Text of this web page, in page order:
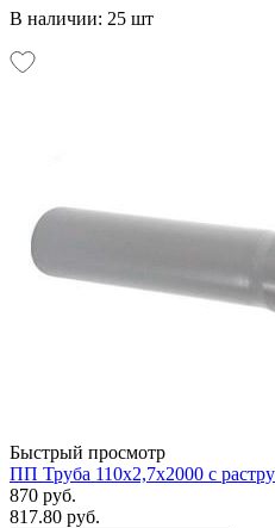
В наличии: 25 шт
Быстрый просмотр
ПП Труба 110х2,7х2000 с
870 руб.
817.80 руб.